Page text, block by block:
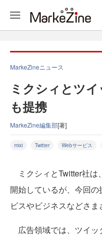
MarkeZineニュース
ミクシィとツ
も提携
MarkeZine編集部[著]
mixi Twitter Webサービス
ミクシィとTwitter社は
開始しているが、今回
ビスやビジネスなどさま
広告領域では、ツイッ